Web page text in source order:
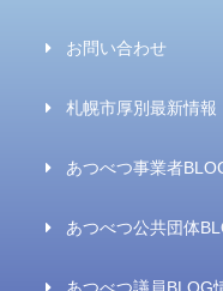
お問い合わせ
札幌市厚別最新情報
あつべつ事業者
あつべつ公共団体